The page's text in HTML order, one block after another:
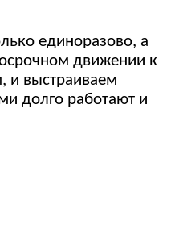
единоразово, а
движении к
и выстраиваем
долго работают и